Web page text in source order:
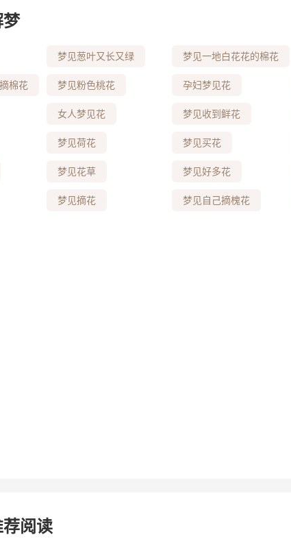
梦
梦见葱叶又长又绿 梦见一地白花花的棉花
棉花 梦见粉色桃花 孕妇梦见花
女人梦见花 梦见收到鲜花
梦见荷花 梦见买花
梦见花草 梦见好多花
梦见摘花 梦见自己摘槐花
阅读